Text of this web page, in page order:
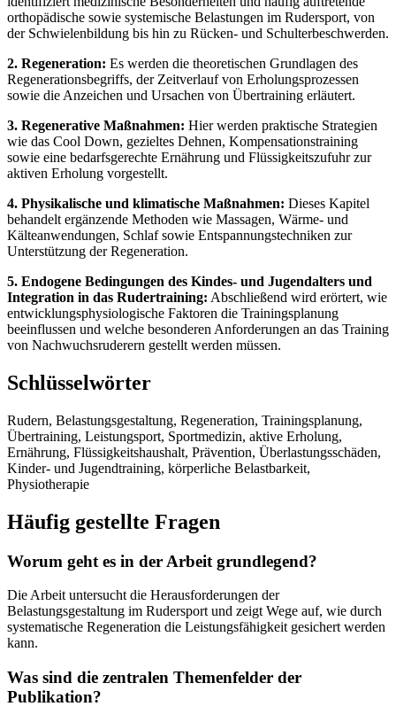
orthopädische sowie systemische Belastungen im Rudersport, von
der Schwielenbildung bis hin zu Rücken- und Schulterbeschwerden.
2. Regeneration: Es werden die theoretischen Grundlagen des
Regenerationsbegriffs, der Zeitverlauf von Erholungsprozessen
sowie die Anzeichen und Ursachen von Übertraining erläutert.
3. Regenerative Maßnahmen: Hier werden praktische Strategien
wie das Cool Down, gezieltes Dehnen, Kompensationstraining
sowie eine bedarfsgerechte Ernährung und Flüssigkeitszufuhr zur
aktiven Erholung vorgestellt.
4. Physikalische und klimatische Maßnahmen: Dieses Kapitel
behandelt ergänzende Methoden wie Massagen, Wärme- und
Kälteanwendungen, Schlaf sowie Entspannungstechniken zur
Unterstützung der Regeneration.
5. Endogene Bedingungen des Kindes- und Jugendalters und
Integration in das Rudertraining: Abschließend wird erörtert, wie
entwicklungsphysiologische Faktoren die Trainingsplanung
beeinflussen und welche besonderen Anforderungen an das Training
von Nachwuchsruderern gestellt werden müssen.
Schlüsselwörter
Rudern, Belastungsgestaltung, Regeneration, Trainingsplanung,
Übertraining, Leistungsport, Sportmedizin, aktive Erholung,
Ernährung, Flüssigkeitshaushalt, Prävention, Überlastungsschäden,
Kinder- und Jugendtraining, körperliche Belastbarkeit,
Physiotherapie
Häufig gestellte Fragen
Worum geht es in der Arbeit grundlegend?
Die Arbeit untersucht die Herausforderungen der
Belastungsgestaltung im Rudersport und zeigt Wege auf, wie durch
systematische Regeneration die Leistungsfähigkeit gesichert werden
kann.
Was sind die zentralen Themenfelder der
Publikation?